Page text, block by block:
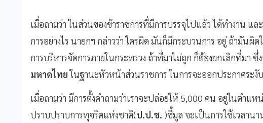
เมื่อถามว่า ในส่วนของข้าราชการที่มีการบรรจุไปแล้ว ได้ทํางาน แ
การอย่างไร นายกฯ กล่าวว่า ใครผิด มันก็มีกระบวนการ อยู่ ถ้ามันผิ
การบริหารจัดการภายในกระทรวง ถ้าที่มาไม่ถูก ก็ต้องยกเลิกที่มา ซึ่
มหาดไทยในฐานะหัวหน้าส่วนราชการ ในการจะออกประกาศระงับ
เมื่อถามว่า มีการตั้งคําถามว่าเราจะปล่อยให้ 5,000 คน อยู่ในตําแ
ปราบปราบการทุจริตแห่งชาติ(ป.ป.ช. )ชี้มูล จะเป็นการใช้เวลาน